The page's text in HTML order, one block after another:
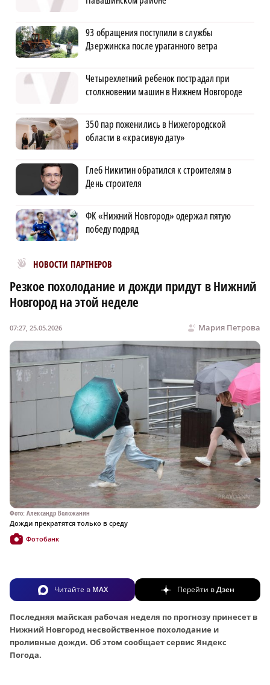
93 обращения поступили в службы
Дзержинска после ураганного ветра
Четырехлетний ребенок пострадал при
столкновении машин в Нижнем Новгороде
350 пар поженились в Нижегородской
области в «красивую дату»
Глеб Никитин обратился к строителям в
День строителя
ФК «Нижний Новгород» одержал пятую
победу подряд
НОВОСТИ ПАРТНЕРОВ
Новости МирТесен
Резкое похолодание и дожди придут в Нижний
Новгород на этой неделе
Мария Петрова
07:27, 25.05.2026
Фото: Александр Воложанин
Дожди прекратятся только в среду
Фотобанк
Читайте в MAX Перейти вДзен
Последняя майская рабочая неделя по прогнозу принесет в
Нижний Новгород несвойственное похолодание и
проливные дожди. Об этом сообщает сервис Яндекс
Погода.